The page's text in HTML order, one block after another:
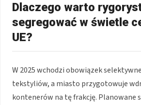
Dlaczego warto
segregować w świetle
UE?
W 2025 wchodzi obowiązek
tekstyliów, a miasto przygotowuje
kontenerów na tę frakcję. Planowane